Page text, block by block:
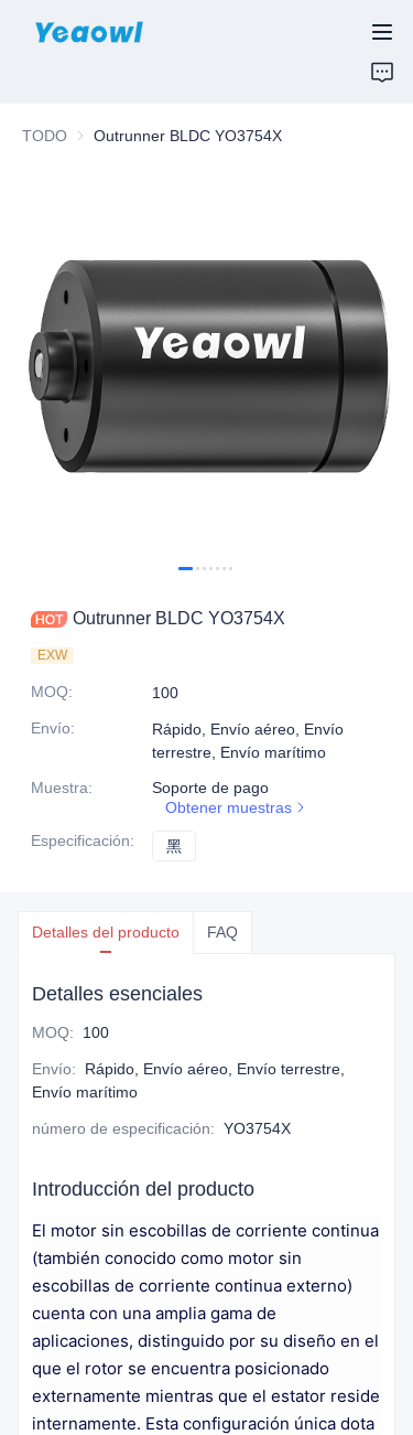
TODO Outrunner BLDC YO3754X
Outrunner BLDC YO3754X
EXW
MOQ:
100
Envío:
Rápido, Envío aéreo, Envío
terrestre, Envío marítimo
Muestra:
Soporte de pago
Obtener muestras
Especificación: 黑
Detalles del producto FAQ
Detalles esenciales
MOQ: 100
Envío:
Rápido, Envío aéreo, Envío terrestre,
Envío marítimo
número de especificación: YO3754X
Introducción del producto
El motor sin escobillas de corriente continua
(también conocido como motor sin
escobillas de corriente continua externo)
cuenta con una amplia gama de
aplicaciones, distinguido por su diseño en el
que el rotor se encuentra posicionado
externamente mientras que el estator reside
internamente. Esta configuración única dota
SOBRE NOSOTROS
CONTÁCTENOS